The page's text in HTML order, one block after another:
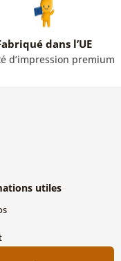
dans l’UE
d’impression premium
utiles